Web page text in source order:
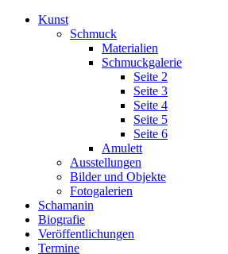
Kunst
Schmuck
Materialien
Schmuckgalerie
Seite 2
Seite 3
Seite 4
Seite 5
Seite 6
Amulett
Ausstellungen
Bilder und Objekte
Fotogalerien
Schamanin
Biografie
Veröffentlichungen
Termine